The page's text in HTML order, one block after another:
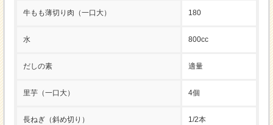
牛もも薄切り肉（一口大） 180
水 800cc
だしの素 適量
里芋（一口大） 4個
長ねぎ（斜め切り） 1/2本